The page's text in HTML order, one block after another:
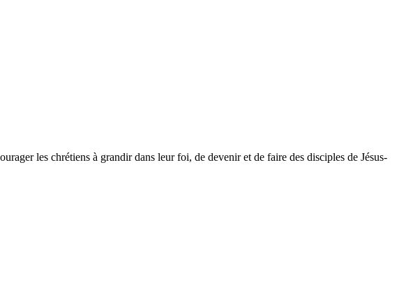
les chrétiens à grandir dans leur foi, de devenir et de faire des disciples de Jésus-